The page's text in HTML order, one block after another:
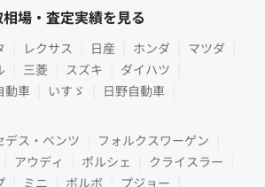
場・査定実績を見る
レクサス 日産 ホンダ
マツダ
三菱 スズキ
ダイハツ
動車
いすゞ 日野自動車
デス・ベンツ
フォルクスワーゲン
アウディ ポルシェ
クライスラー
ミニ ボルボ プジョー